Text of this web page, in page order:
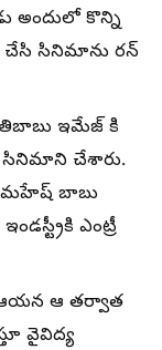
అందులో కొన్ని
సినిమాను రన్
ఇమేజ్ కి
సినిమాని చేశారు.
మహేష్ బాబు
ఎంట్రీ
ఆ తర్వాత
వైవిద్య